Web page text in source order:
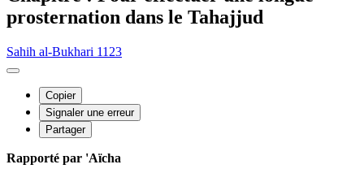
prosternation dans le Tahajjud
Sahih al-Bukhari 1123
Copier
Signaler une erreur
Partager
Rapporté par 'Aïcha